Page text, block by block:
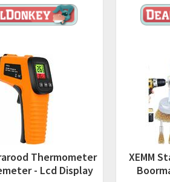
Thermometer
- Lcd Display
XEMM